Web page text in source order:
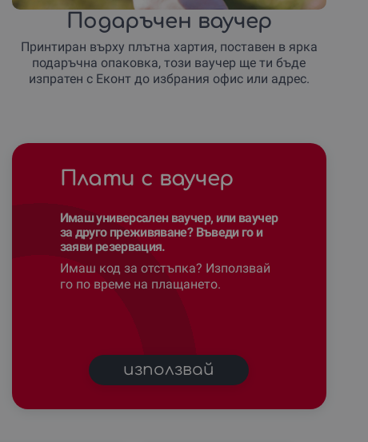
Подаръчен ваучер
Принтиран върху плътна хартия, поставен в ярка
подаръчна опаковка, този ваучер ще ти бъде
изпратен с Еконт до избрания офис или адрес.
Плати с ваучер
Имаш универсален ваучер, или ваучер
за друго преживяване? Въведи го и
заяви резервация.
Имаш код за отстъпка? Използвай
го по време на плащането.
използвай